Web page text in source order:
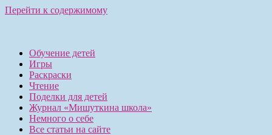
Перейти к содержимому
Обучение детей
Игры
Раскраски
Чтение
Поделки для детей
Журнал «Мишуткина школа»
Немного о себе
Все статьи на сайте